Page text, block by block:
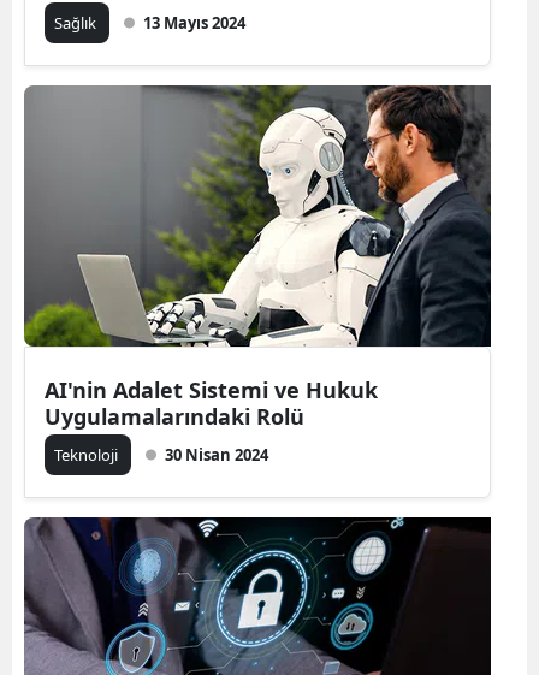
Sağlık 13 Mayıs 2024
AI'nin Adalet Sistemi ve Hukuk
Uygulamalarındaki Rolü
Teknoloji 30 Nisan 2024